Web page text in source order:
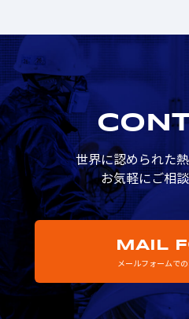
世界に認められた
お気軽にご相
MAIL
メールフォームで